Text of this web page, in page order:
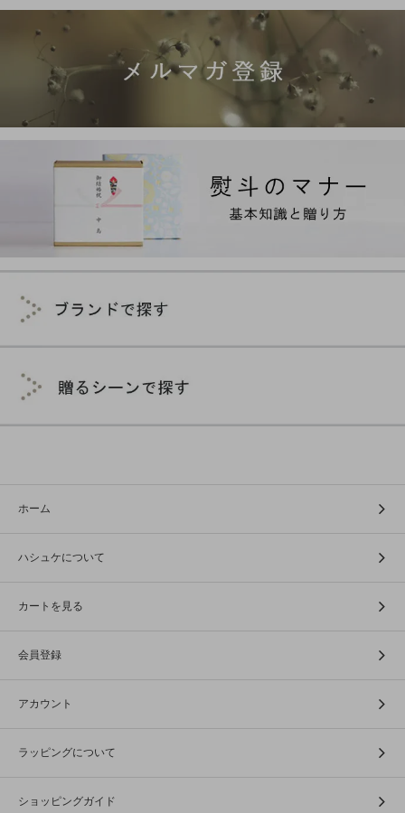
ホーム
ハシュケについて
カートを見る
会員登録
アカウント
ラッピングについて
ショッピングガイド